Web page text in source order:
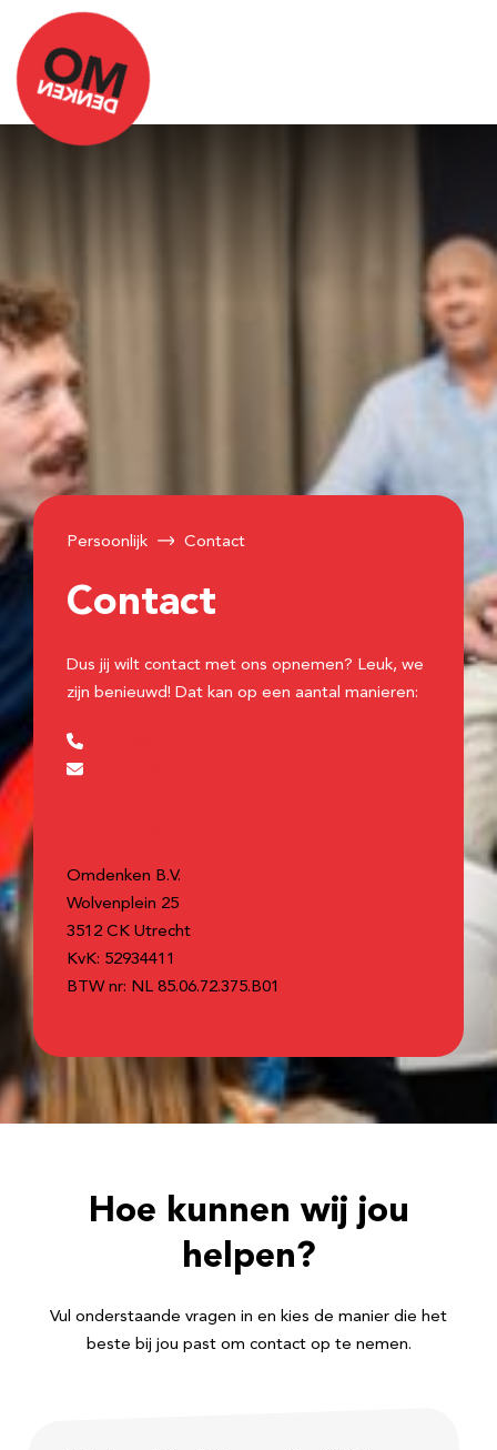
Persoonlijk Contact
Contact
Dus jij wilt contact met ons opnemen? Leuk, we
zijn benieuwd! Dat kan op een aantal manieren:
Omdenken B.V.
Wolvenplein 25
3512 CK Utrecht
KvK: 52934411
BTW nr: NL 85.06.72.375.B01
Hoe kunnen wij jou
helpen?
Vul onderstaande vragen in en kies de manier die het
beste bij jou past om contact op te nemen.